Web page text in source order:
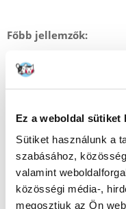
Ez a weboldal sütiket
Sütiket használunk a
szabásához,
valamint
közösségi média-,
megosztjuk az Ön
Főbb jellemzők:
Gabonamentes, gluténmentes
Burgonya mentes
Megfelelő taurinszint
Zöldségek, gyümölcsök,
antioxidánsok
Megfelelő kalcium:foszfor
FOS és MOS az
A lazacolaj Omega-3 és -6